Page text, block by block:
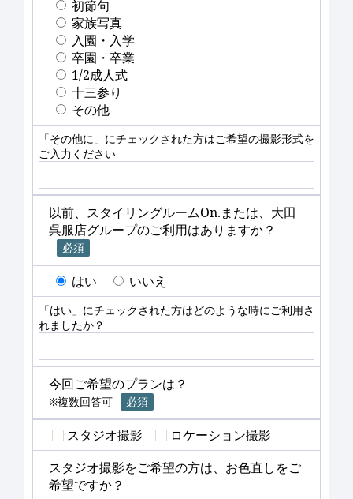
初節句
家族写真
入園・入学
卒園・卒業
1/2成人式
十三参り
その他
「その他に」にチェックされた方はご希望の撮影形式を
ご入力ください
以前、スタイリングルームOn.または、大田
呉服店グループのご利用はありますか？
必須
はい いいえ
「はい」にチェックされた方はどのような時にご利用さ
れましたか？
今回ご希望のプランは？
※複数回答可 必須
スタジオ撮影
ロケーション撮影
スタジオ撮影をご希望の方は、お色直しをご
希望ですか？